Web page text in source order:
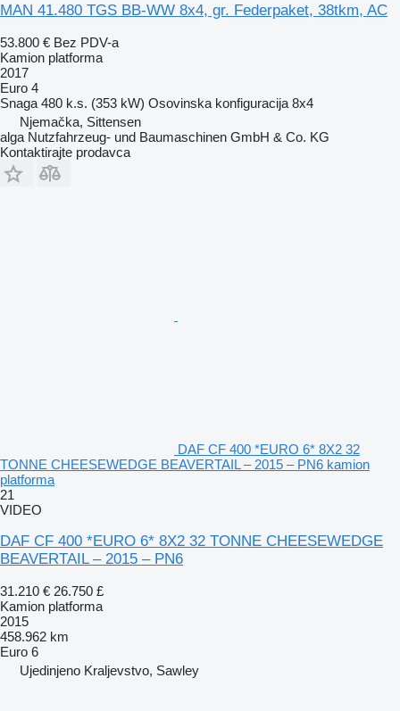
MAN 41.480 TGS BB-WW 8x4, gr. Federpaket, 38tkm, AC
53.800 € Bez PDV-a
Kamion platforma
2017
Euro 4
Snaga 480 k.s. (353 kW) Osovinska konfiguracija 8x4
Njemačka, Sittensen
alga Nutzfahrzeug- und Baumaschinen GmbH & Co. KG
Kontaktirajte prodavca
DAF CF 400 *EURO 6* 8X2 32
TONNE CHEESEWEDGE BEAVERTAIL – 2015 – PN6 kamion
platforma
21
VIDEO
DAF CF 400 *EURO 6* 8X2 32 TONNE CHEESEWEDGE
BEAVERTAIL – 2015 – PN6
31.210 € 26.750 £
Kamion platforma
2015
458.962 km
Euro 6
Ujedinjeno Kraljevstvo, Sawley